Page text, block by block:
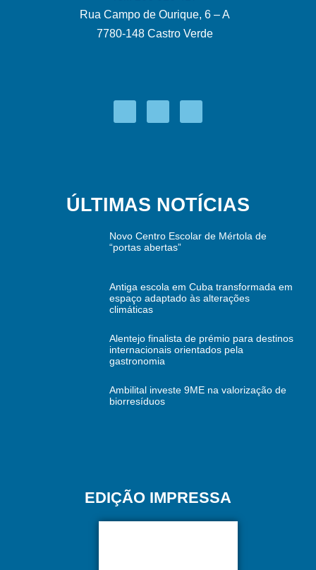
Rua Campo de Ourique, 6 – A
7780-148 Castro Verde
ÚLTIMAS NOTÍCIAS
Novo Centro Escolar de Mértola de
“portas abertas”
Antiga escola em Cuba transformada em
espaço adaptado às alterações
climáticas
Alentejo finalista de prémio para destinos
internacionais orientados pela
gastronomia
Ambilital investe 9ME na valorização de
biorresíduos
EDIÇÃO IMPRESSA